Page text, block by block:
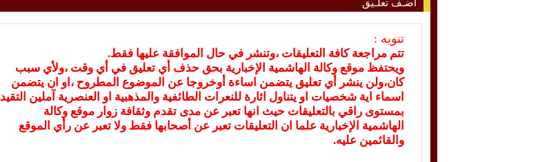
أضـف تعلـيق
تنويه :
تتم مراجعة كافة التعليقات ،وتنشر في حال الموافقة عليها فقط.
ويحتفظ موقع وكالة الهاشمية الإخبارية بحق حذف أي تعليق في أي وقت ،ولأي سبب
كان،ولن ينشر أي تعليق يتضمن اساءة أوخروجا عن الموضوع المطروح ،او ان يتضمن
اسماء اية شخصيات او يتناول اثارة للنعرات الطائفية والمذهبية او العنصرية آملين التقيد
بمستوى راقي بالتعليقات حيث انها تعبر عن مدى تقدم وثقافة زوار موقع وكالة
الهاشمية الإخبارية علما ان التعليقات تعبر عن أصحابها فقط ولا تعبر عن رأي الموقع
والقائمين عليه.